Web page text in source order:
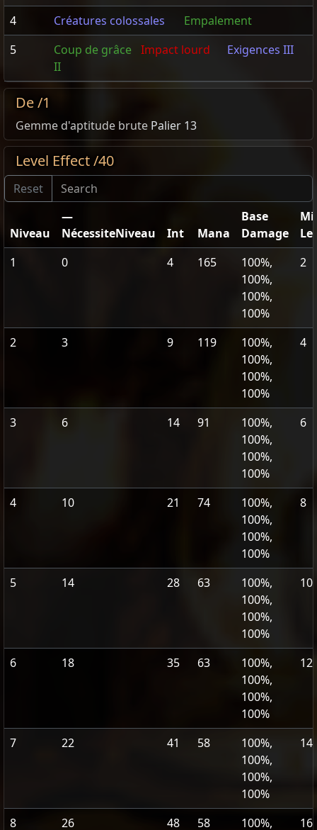
4 Créatures colossales
Empalement
5
Coup de grâce
II
Impact lourd Exigences III
De /1
Gemme d'aptitude brute Palier 13
Level Effect /40
Niveau
—
NécessiteNiveau
Int Mana
Base
Damage
1
0 4 165
100%,
100%,
100%,
100%
2
2 3 9 119
100%,
100%,
100%,
100%
4
3 6 14 91
100%,
100%,
100%,
100%
6
4 10 21 74
100%,
100%,
100%,
100%
8
5 14 28 63
100%,
100%,
100%,
100%
10
6 18 35 63
100%,
100%,
100%,
100%
12
7 22 41 58
100%,
100%,
100%,
100%
14
8 26 48 58 100%, 16